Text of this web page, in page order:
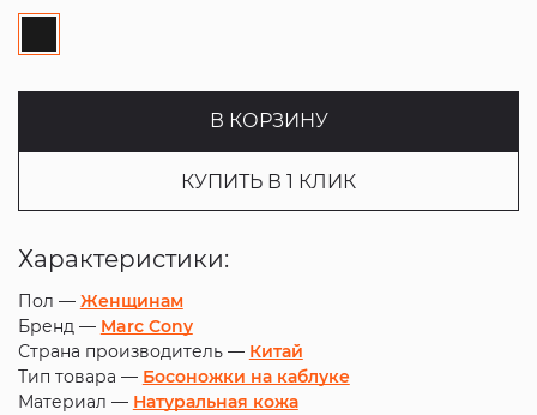
В КОРЗИНУ
КУПИТЬ В 1 КЛИК
Характеристики:
Пол — Женщинам
Бренд — Marc Cony
Страна производитель — Китай
Тип товара — Босоножки на каблуке
Материал — Натуральная кожа